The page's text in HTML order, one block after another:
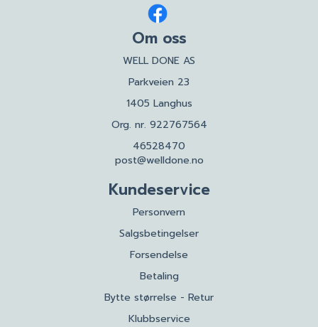
Om oss
WELL DONE AS
Parkveien 23
1405 Langhus
Org. nr. 922767564
46528470
post@welldone.no
Kundeservice
Personvern
Salgsbetingelser
Forsendelse
Betaling
Bytte størrelse - Retur
Klubbservice